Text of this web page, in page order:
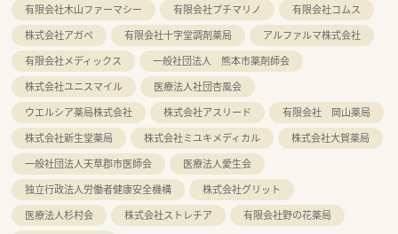
有限会社木山ファーマシー
有限会社プチマリノ
有限会社コムス
株式会社アガペ
有限会社十字堂調剤薬局
アルファルマ株式会社
有限会社メディックス
一般社団法人 熊本市薬剤師会
株式会社ユニスマイル
医療法人社団杏風会
ウエルシア薬局株式会社
株式会社アスリード
有限会社 岡山薬局
株式会社新生堂薬局
株式会社ミユキメディカル
株式会社大賀薬局
一般社団法人天草郡市医師会
医療法人愛生会
独立行政法人労働者健康安全機構
株式会社グリット
医療法人杉村会
株式会社ストレチア
有限会社野の花薬局